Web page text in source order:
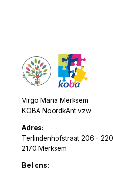
Virgo Maria Merksem
KOBA NoordkAnt vzw
Adres:
Terlindenhofstraat 206 - 220
2170 Merksem
Bel ons: